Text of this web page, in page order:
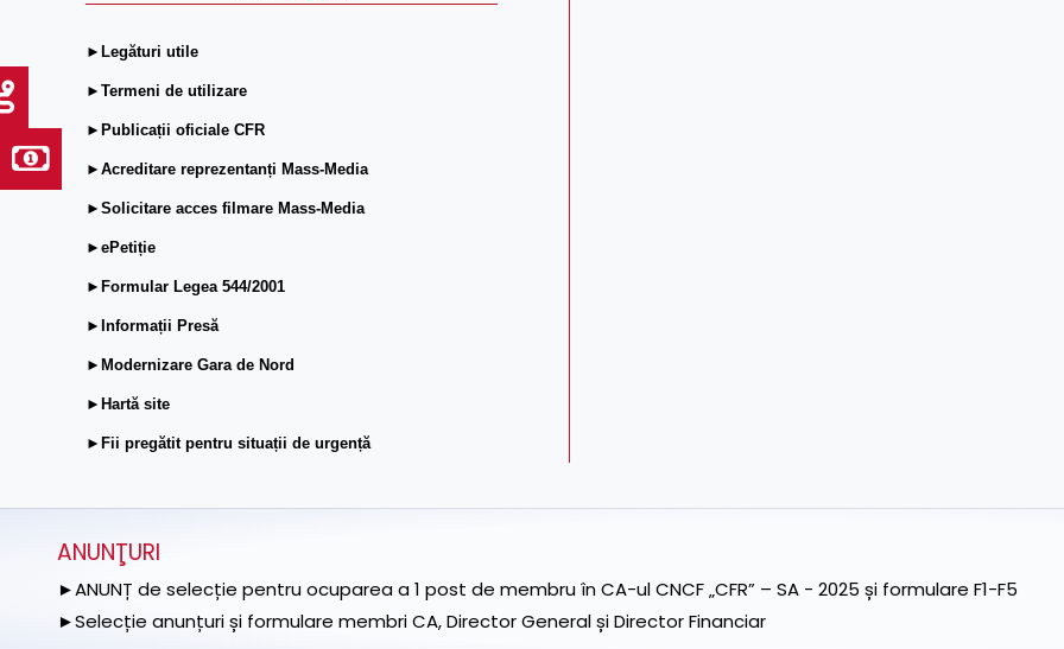
►Legături utile
►Termeni de utilizare
►Publicații oficiale CFR
►Acreditare reprezentanți Mass-Media
►Solicitare acces filmare Mass-Media
►ePetiție
►Formular Legea 544/2001
►Informații Presă
►Modernizare Gara de Nord
►Hartă site
►Fii pregătit pentru situații de urgență
ANUNŢURI
►ANUNȚ de selecție pentru ocuparea a 1 post de membru în CA-ul CNCF „CFR” – SA - 2025 și formulare F1-F5
►Selecție anunțuri și formulare membri CA, Director General și Director Financiar